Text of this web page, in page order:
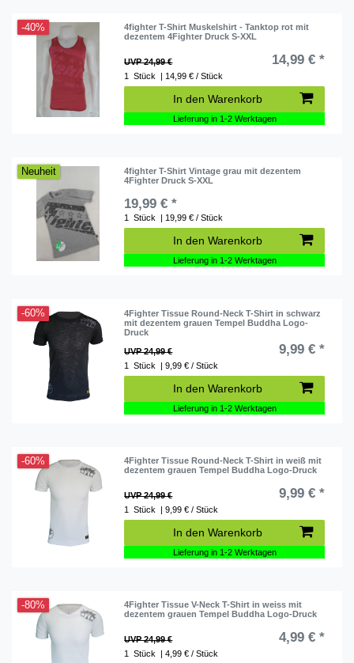
-40%
4fighter T-Shirt Muskelshirt - Tanktop rot mit
dezentem 4Fighter Druck S-XXL
UVP 24,99 € 14,99 € *
1 Stück | 14,99 € / Stück
In den Warenkorb
Lieferung in 1-2 Werktagen
Neuheit
4fighter T-Shirt Vintage grau mit dezentem
4Fighter Druck S-XXL
19,99 € *
1 Stück | 19,99 € / Stück
In den Warenkorb
Lieferung in 1-2 Werktagen
-60%
4Fighter Tissue Round-Neck T-Shirt in schwarz
mit dezentem grauen Tempel Buddha Logo-
Druck
UVP 24,99 €
9,99 € *
1 Stück | 9,99 € / Stück
In den Warenkorb
Lieferung in 1-2 Werktagen
-60%
4Fighter Tissue Round-Neck T-Shirt in weiß mit
dezentem grauen Tempel Buddha Logo-Druck
UVP 24,99 € 9,99 € *
1 Stück | 9,99 € / Stück
In den Warenkorb
Lieferung in 1-2 Werktagen
-80%
4Fighter Tissue V-Neck T-Shirt in weiss mit
dezentem grauen Tempel Buddha Logo-Druck
UVP 24,99 € 4,99 € *
1 Stück | 4,99 € / Stück